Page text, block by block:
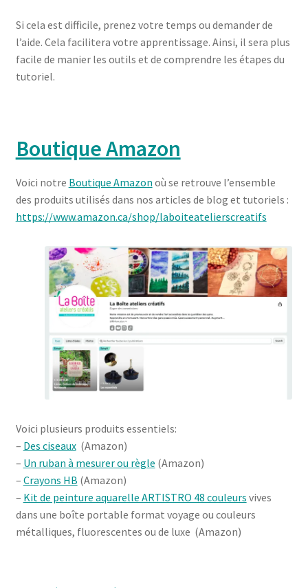
Si cela est difficile, prenez votre temps ou demander de
l’aide. Cela facilitera votre apprentissage. Ainsi, il sera plus
facile de manier les outils et de comprendre les étapes du
tutoriel.
Boutique Amazon
Voici notre Boutique Amazon où se retrouve l’ensemble
des produits utilisés dans nos articles de blog et tutoriels :
https://www.amazon.ca/shop/laboiteatelierscreatifs
Voici plusieurs produits essentiels:
– Des ciseaux(Amazon)
– Un ruban à mesurer ou règle (Amazon)
– Crayons HB (Amazon)
– Kit de peinture aquarelle ARTISTRO 48 couleurs vives
dans une boîte portable format voyage ou couleurs
métalliques, fluorescentes ou de luxe (Amazon)